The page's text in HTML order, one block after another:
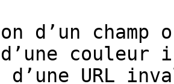
d’un
couleur
URL